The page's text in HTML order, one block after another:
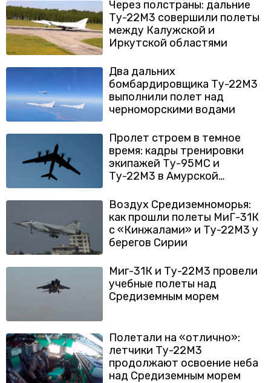
Через полстраны: дальние
Ту-22М3 совершили полеты
между Калужской и
Иркутской областями
Два дальних
бомбардировщика Ту-22М3
выполнили полет над
черноморскими водами
Пролет строем в темное
время: кадры тренировки
экипажей Ту-95МС и
Ту-22М3 в Амурской
Воздух Средиземноморья:
как прошли полеты МиГ-31К
с «Кинжалами» и Ту-22М3 у
берегов Сирии
Миг-31К и Ту-22М3 провели
учебные полеты над
Средиземным морем
Полетали на «отлично»:
летчики Ту-22М3
продолжают освоение неба
над Средиземным морем